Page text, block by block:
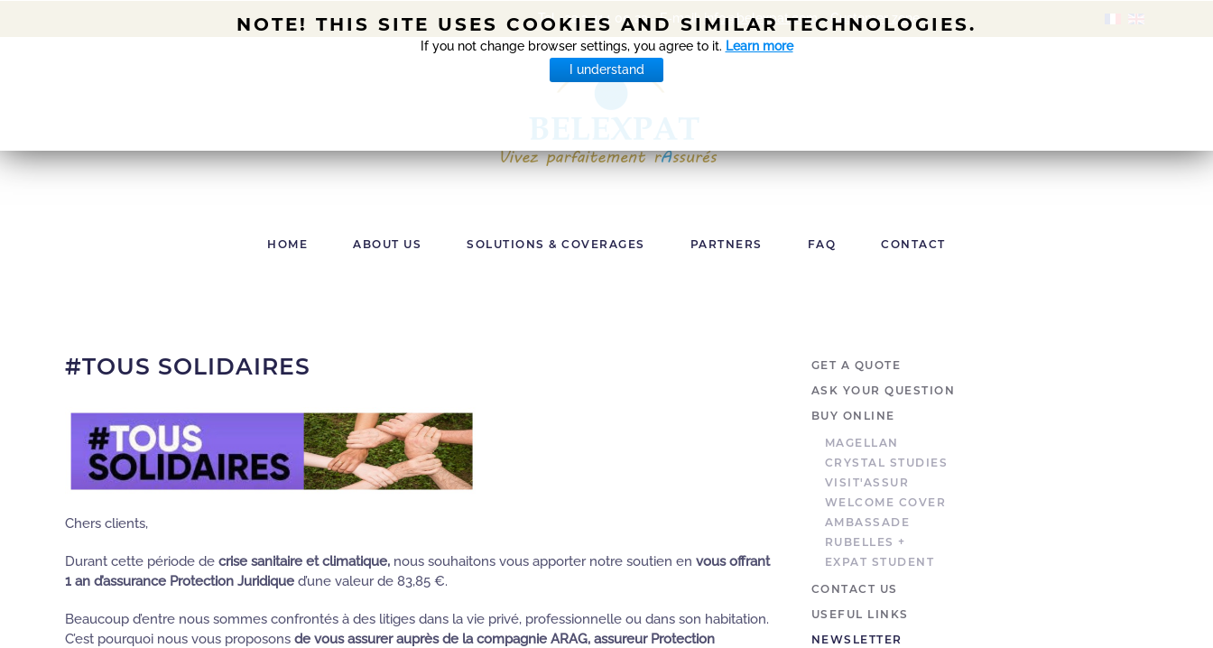
Tel +32 2 414 00 22 - E-mail: info@belexpat.com- Customer zone
HOME ABOUT US SOLUTIONS & COVERAGES PARTNERS FAQ CONTACT
#TOUS SOLIDAIRES
Chers clients,
Durant cette période de crise sanitaire et climatique, nous souhaitons vous apporter notre soutien en vous offrant
1 an d’assurance Protection Juridique d’une valeur de 83,85 €.
Beaucoup d’entre nous sommes confrontés à des litiges dans la vie privé, professionnelle ou dans son habitation.
C’est pourquoi nous vous proposons de vous assurer auprès de la compagnie ARAG, assureur Protection
GET A QUOTE
ASK YOUR QUESTION
BUY ONLINE
MAGELLAN
CRYSTAL STUDIES
VISIT'ASSUR
WELCOME COVER
AMBASSADE
RUBELLES +
EXPAT STUDENT
CONTACT US
USEFUL LINKS
NEWSLETTER
NOTE! THIS SITE USES COOKIES AND SIMILAR TECHNOLOGIES.
If you not change browser settings, you agree to it. Learn more
I understand